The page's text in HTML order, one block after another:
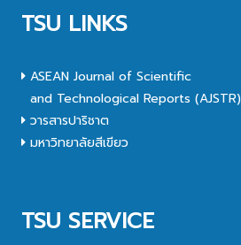
TSU LINKS
ASEAN Journal of Scientific
and Technological Reports (AJSTR)
วารสารปาริชาต
มหาวิทยาลัยสีเขียว
TSU SERVICE